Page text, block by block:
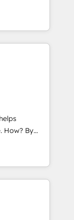
and
market
in the
time
in
business
and a
like SAP,
and
revenue-
CRM
digital
more